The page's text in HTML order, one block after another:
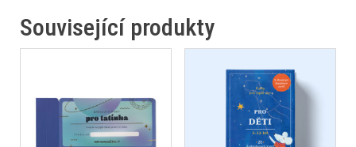
Související produkty